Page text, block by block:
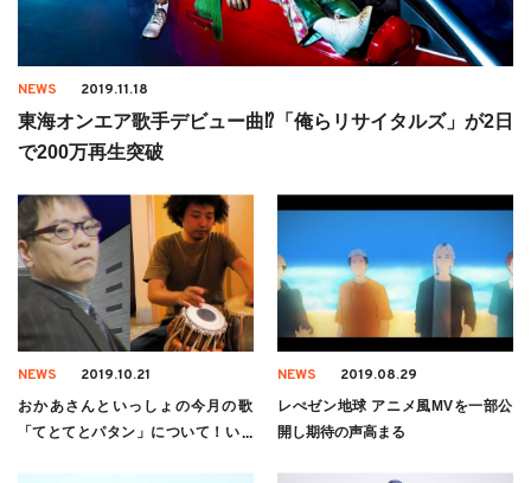
NEWS 2019.11.18
東海オンエア歌手デビュー曲⁉︎「俺らリサイタルズ」が2日
で200万再生突破
NEWS 2019.10.21
おかあさんといっしょの今月の歌
「てとてとパタン」について！いと
NEWS 2019.08.29
レぺゼン地球 アニメ風MVを一部公
開し期待の声高まる